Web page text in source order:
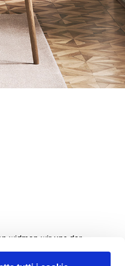
widmen wir uns der
Sofas und